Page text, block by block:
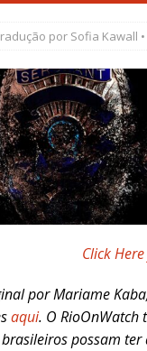
por Sofia Kawall
Click
por Mariame
aqui. O
possam ter